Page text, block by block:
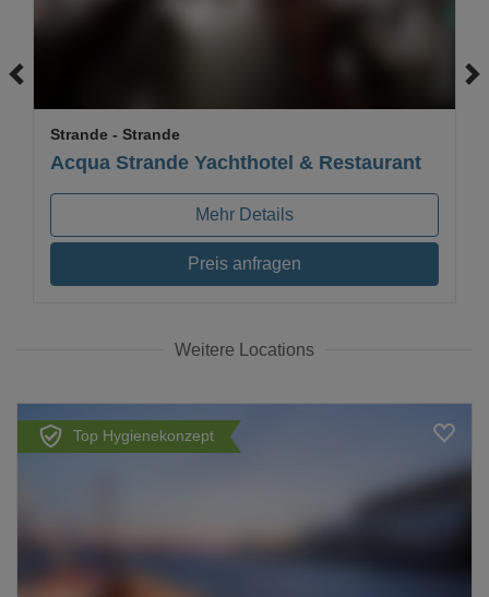
Acqua Strande Yachthotel & Restaurant
Strande - Strande
Mehr Details
Preis anfragen
Weitere Locations
Top Hygienekonzept